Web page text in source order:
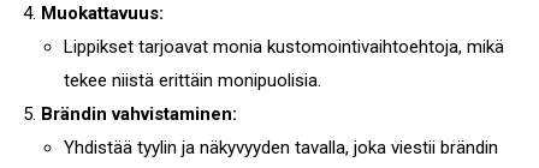
Muokattavuus:
Lippikset tarjoavat monia kustomointivaihtoehtoja, mikä
tekee niistä erittäin monipuolisia.
Brändin vahvistaminen:
Yhdistää tyylin ja näkyvyyden tavalla, joka viestii brändin